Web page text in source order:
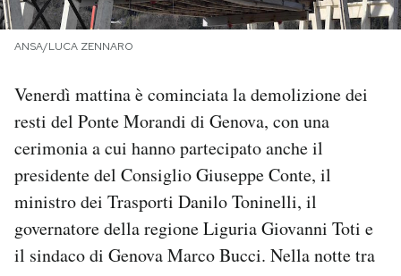
I MIEI PREFERITI
SHOP
CALENDARIO
AREA PERSONALE
Newsletter
ANSA/LUCA ZENNARO
Venerdì mattina è cominciata la demolizione dei
resti del Ponte Morandi di Genova, con una
cerimonia a cui hanno partecipato anche il
presidente del Consiglio Giuseppe Conte, il
ministro dei Trasporti Danilo Toninelli, il
governatore della regione Liguria Giovanni Toti e
il sindaco di Genova Marco Bucci. Nella notte tra